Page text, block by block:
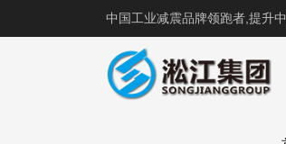
中国工业减震品牌领跑者,提升